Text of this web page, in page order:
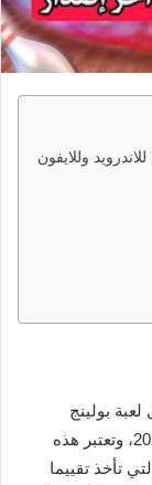
لعبة بولينج – تحميل لعبة بولينج Bowling King للاندرويد وللايفون
بولينج
Bowling King للاندرويد وللايفون أحدث إصدار 2024، وتعتبر هذه
تأخذ تقييما